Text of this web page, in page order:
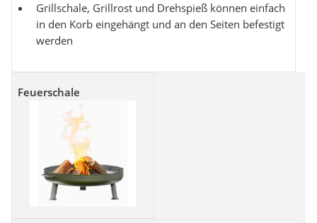
Grillschale, Grillrost und Drehspieß können einfach
in den Korb eingehängt und an den Seiten befestigt
werden
Feuerschale